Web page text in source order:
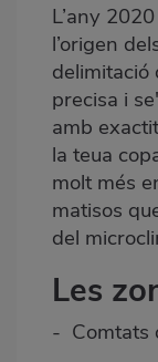
L’any
l’origen
delimitació
precisa i
amb
la teua
molt més
matisos
del
Les
- Comtats